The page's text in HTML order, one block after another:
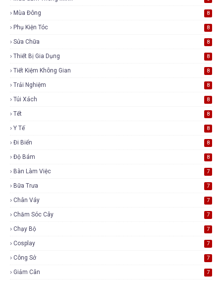
Mùa Đông 8
Phụ Kiện Tóc 8
Sửa Chữa 8
Thiết Bị Gia Dụng 8
Tiết Kiệm Không Gian 8
Trải Nghiệm 8
Túi Xách 8
Tết 8
Y Tế 8
Đi Biển 8
Độ Bám 8
Bàn Làm Việc 7
Bữa Trưa 7
Chân Váy 7
Chăm Sóc Cây 7
Chạy Bộ 7
Cosplay 7
Công Sở 7
Giảm Cân 7